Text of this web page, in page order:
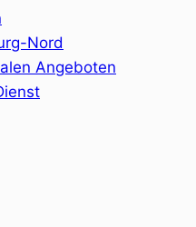
Nord
Angeboten